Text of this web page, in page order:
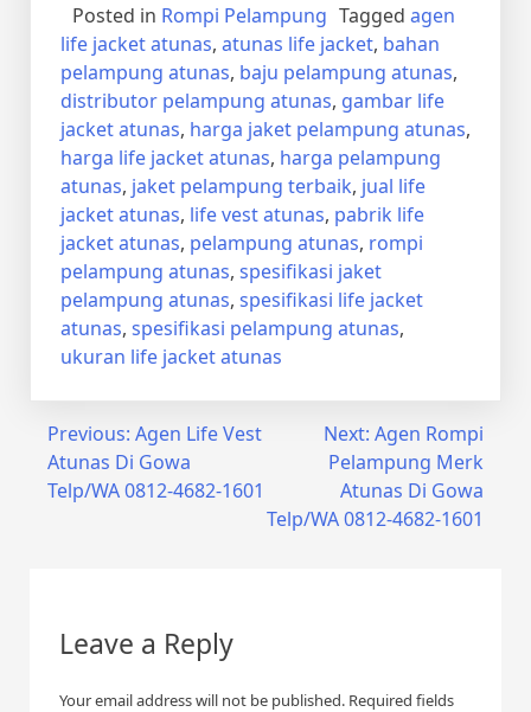
Posted in Rompi Pelampung Tagged agen
life jacket atunas, atunas life jacket, bahan
pelampung atunas, baju pelampung atunas,
distributor pelampung atunas, gambar life
jacket atunas, harga jaket pelampung atunas,
harga life jacket atunas, harga pelampung
atunas, jaket pelampung terbaik, jual life
jacket atunas, life vest atunas, pabrik life
jacket atunas, pelampung atunas, rompi
pelampung atunas, spesifikasi jaket
pelampung atunas, spesifikasi life jacket
atunas, spesifikasi pelampung atunas,
ukuran life jacket atunas
Post
navigation
Previous: Agen Life Vest
Atunas Di Gowa
Telp/WA 0812-4682-1601
Next: Agen Rompi
Pelampung Merk
Atunas Di Gowa
Telp/WA 0812-4682-1601
Leave a Reply
Your email address will not be published. Required fields